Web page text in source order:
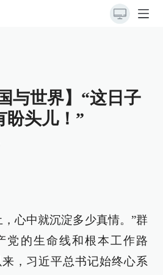
与世界】“这日子
盼头儿！”
心中就沉淀多少真情。”群
党的生命线和根本工作路
，习近平总书记始终心系